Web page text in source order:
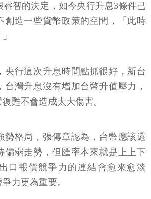
智的決定，如今央行升息3條件已
創造一些貨幣政策的空間，「此時
央行這次升息時間點抓很好，新台
台灣升息沒有增加台幣升值壓力，
甦不會造成太大傷害。
勢格局，張傳章認為，台幣應該還
偏弱走勢，但匯率本來就是上上下
口報價競爭力的連結會愈來愈淡
力更為重要。